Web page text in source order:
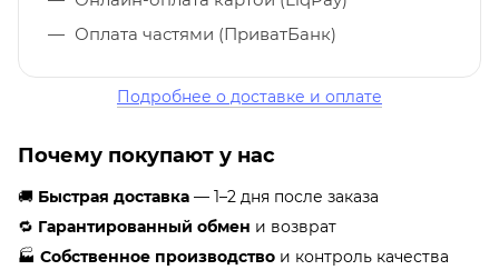
Оплата частями (ПриватБанк)
Подробнее о доставке и оплате
Почему покупают у нас
🚚 Быстрая доставка — 1–2 дня после заказа
🔁 Гарантированный обмен и возврат
🏭 Собственное производство и контроль качества